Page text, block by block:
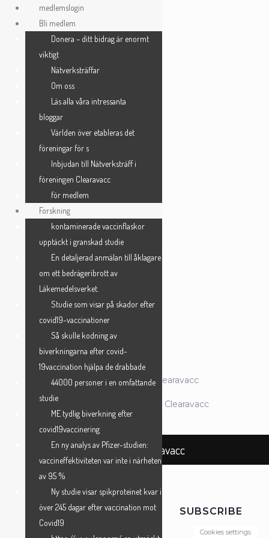
Skip
Registrera dig
E-postadress
Lösenord*
Bekräfta lösenord*
ANMÄL MIG →
© 2026 Föreningen Clearavacc
Powered by Föreningen Clearavacc
Cookies settings
SUBSCRIBE
Föreningen Clearavacc
medlemslogin
Bli medlem
Donera – ditt bidrag är enormt
viktigt
Nätverksträffar
Om oss
Läs alla våra intressanta
bloggar
Världen över etableras det
föreningar för s
Inbjudan till Nätverksträff i
föreningen Clearavacc
för medlem
Forskning
kontaminerade vaccinflaskor
upptäckt i granskad studie
En detaljerad anmälan till åklagare
om ett bedrägeribrott av
Läkemedelsverket.
Studie som visar på skador efter
covid19-vaccinationer
Så skulle kodning av
biverkningarna efter covid-
19vaccination hjälpa de drabbade
44000 personer i en omfattande
studie
ME tydlig biverkning efter
covid19vaccinering
En ny analys av Pfizer-studien:
vaccineffektiviteten var inte i närheten
av 95 %
Ny studie visar spikproteinet kvar i
över 245 dagar efter vaccination mot
Covid19